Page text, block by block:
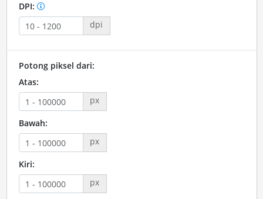
DPI:
dpi
Potong piksel dari:
Atas:
px
Bawah:
px
Kiri:
px